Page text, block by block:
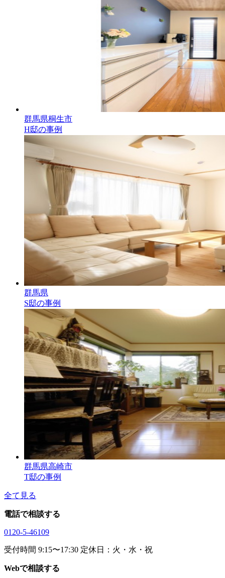
群馬県桐生市
H邸の事例
群馬県
S邸の事例
群馬県高崎市
T邸の事例
全て見る
電話で相談する
0120-5-46109
受付時間 9:15〜17:30 定休日：火・水・祝
Webで相談する